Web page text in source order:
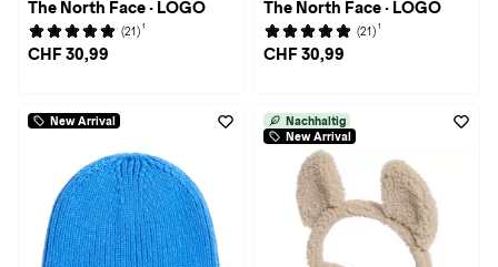
The North Face · LOGO
(21) 1
CHF 30,99
The North Face · LOGO
(21) 1
CHF 30,99
New Arrival
Nachhaltig
New Arrival